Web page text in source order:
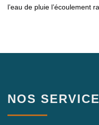
l’eau de pluie l’écoulement
NOS